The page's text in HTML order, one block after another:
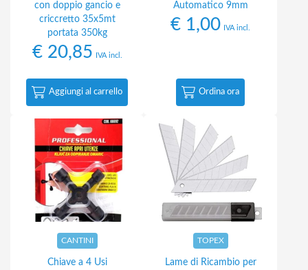
con doppio gancio e
criccretto 35x5mt
portata 350kg
€20,85 IVA incl.
Aggiungi al carrello
Automatico 9mm
€ 1,00 IVA incl.
Ordina ora
CANTINI
Chiave a 4 Usi
TOPEX
Lame di Ricambio per